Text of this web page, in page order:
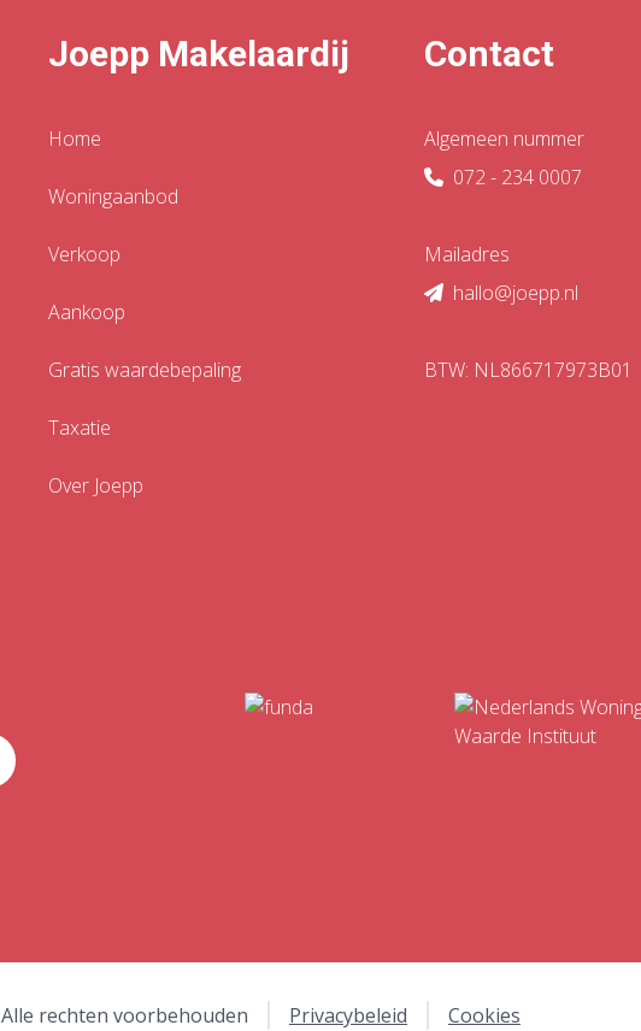
Joepp Makelaardij
Home
Woningaanbod
Verkoop
Aankoop
Gratis waardebepaling
Taxatie
Over Joepp
Contact
Algemeen nummer
072 - 234 0007
Mailadres
hallo@joepp.nl
BTW:
Alle rechten voorbehouden Privacybeleid Cookies